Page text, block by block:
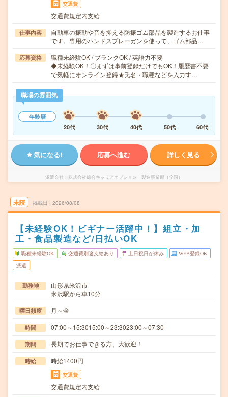
交通費
交通費規定内支給
仕事内容
自動車の振動や音を抑える防振ゴム部品を製造するお仕事
です。専用のハンドスプレーガンを使って、ゴム部品…
応募資格
職種未経験OK / ブランクOK / 英語力不要
◆未経験OK！〇まずは事前登録だけでもOK！履歴書不要
で気軽にオンライン登録★氏名・職種などを入力す…
職場の雰囲気
年齢層
20代
30代 40代 50代 60代
気になる! 応募へ進む 詳しく見る
派遣会社 株式会社綜合キャリアオプション 製造事業部（全国）
未読 掲載日 2026/08/08
【未経験OK！ビギナー活躍中！】組立・加
工・食品製造など/日払いOK
職種未経験OK 交通費別途支給あり 土日祝日が休み WEB登録OK
派遣
勤務地
山形県米沢市
米沢駅から車10分
曜日頻度 月～金
時間 07:00～15:3015:00～23:3023:00～07:30
期間 長期でお仕事できる方、大歓迎！
時給 時給1400円
交通費
交通費規定内支給